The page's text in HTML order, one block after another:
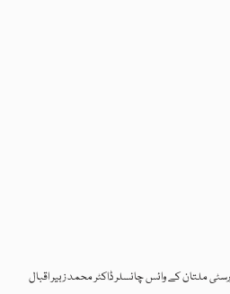
ملتان کے وائس چانسلر ڈاکٹر محمد زبیر اقبال